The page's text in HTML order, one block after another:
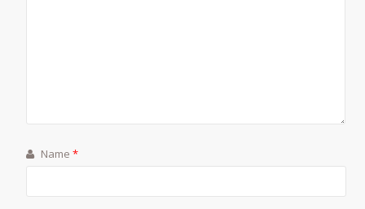
Name*